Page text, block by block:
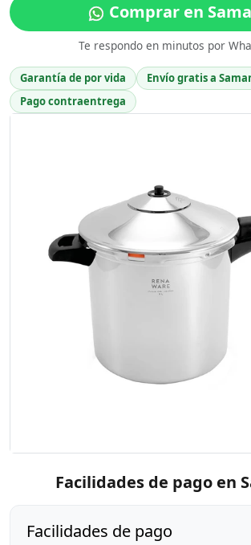
Comprar en
Te respondo en minutos por
Garantía de por vida
Envío gratis a
Pago contraentrega
Facilidades de pago en
Facilidades de pago